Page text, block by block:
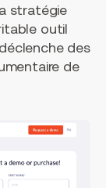
stratégie
outil
des
de